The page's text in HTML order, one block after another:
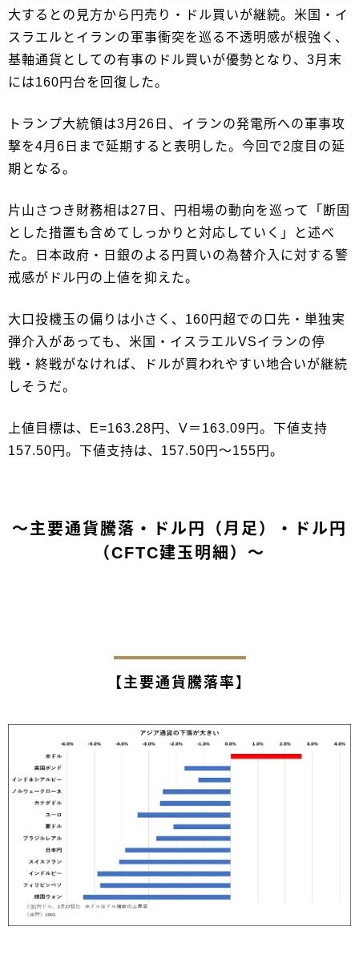
大するとの見方から円売り・ドル買いが継続。米国・イ
スラエルとイランの軍事衝突を巡る不透明感が根強く、
基軸通貨としての有事のドル買いが優勢となり、3月末
には160円台を回復した。
トランプ大統領は3月26日、イランの発電所への軍事攻
撃を4月6日まで延期すると表明した。今回で2度目の延
期となる。
片山さつき財務相は27日、円相場の動向を巡って「断固
とした措置も含めてしっかりと対応していく」と述べ
た。日本政府・日銀のよる円買いの為替介入に対する警
戒感がドル円の上値を抑えた。
大口投機玉の偏りは小さく、160円超での口先・単独実
弾介入があっても、米国・イスラエルVSイランの停
戦・終戦がなければ、ドルが買われやすい地合いが継続
しそうだ。
上値目標は、E=163.28円、V＝163.09円。下値支持
157.50円。下値支持は、157.50円～155円。
～主要通貨騰落・ドル円（月足）・ドル円
（CFTC建玉明細）～
【主要通貨騰落率】